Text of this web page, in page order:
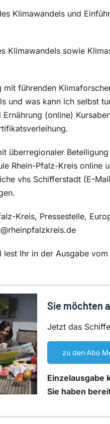
Klimawandels und
Klimawandels sowie
führenden
und was kann ich selbst
(online)
überregionaler
Rhein-Pfalz-Kreis online
vhs Schifferstadt (E-
Kreis, Pressestelle,
lest Ihr in der Ausgabe vom
Sie möchten
Jetzt das
zu den Abo
Einzelausgabe
Sie haben